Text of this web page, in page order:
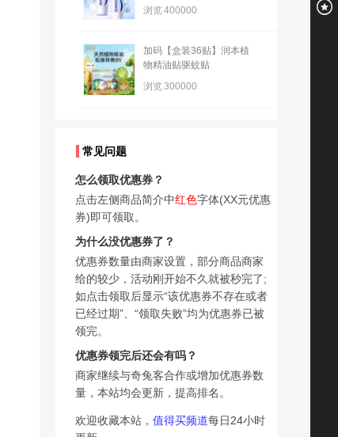
浏览400000
加码【盒装36贴】润本植
物精油贴驱蚊贴
浏览300000
常见问题
怎么领取优惠券？
点击左侧商品简介中红色字体(XX元优惠
券)即可领取。
为什么没优惠券了？
优惠券数量由商家设置，部分商品商家
给的较少，活动刚开始不久就被秒完了;
如点击领取后显示“该优惠券不存在或者
已经过期”、“领取失败”均为优惠券已被
领完。
优惠券领完后还会有吗？
商家继续与奇兔客合作或增加优惠券数
量，本站均会更新，提高排名。
欢迎收藏本站， 值得买频道每日24小时